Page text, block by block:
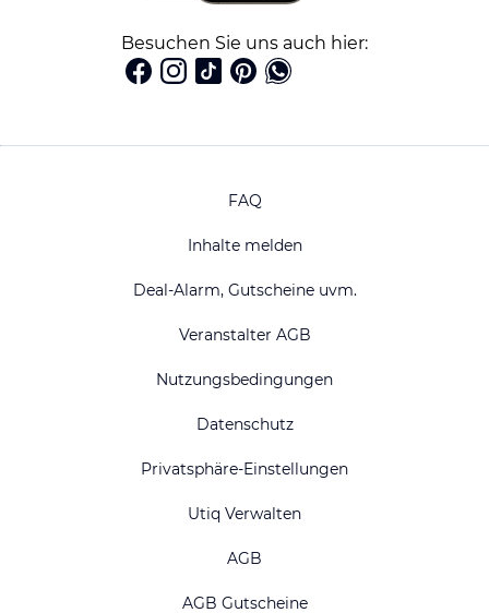
Besuchen Sie uns auch hier:
FAQ
Inhalte melden
Deal-Alarm, Gutscheine uvm.
Veranstalter AGB
Nutzungsbedingungen
Datenschutz
Privatsphäre-Einstellungen
Utiq Verwalten
AGB
AGB Gutscheine